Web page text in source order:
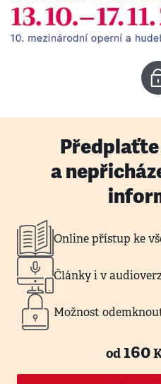
a
Online přístup ke
Články i v
Možnost
od160